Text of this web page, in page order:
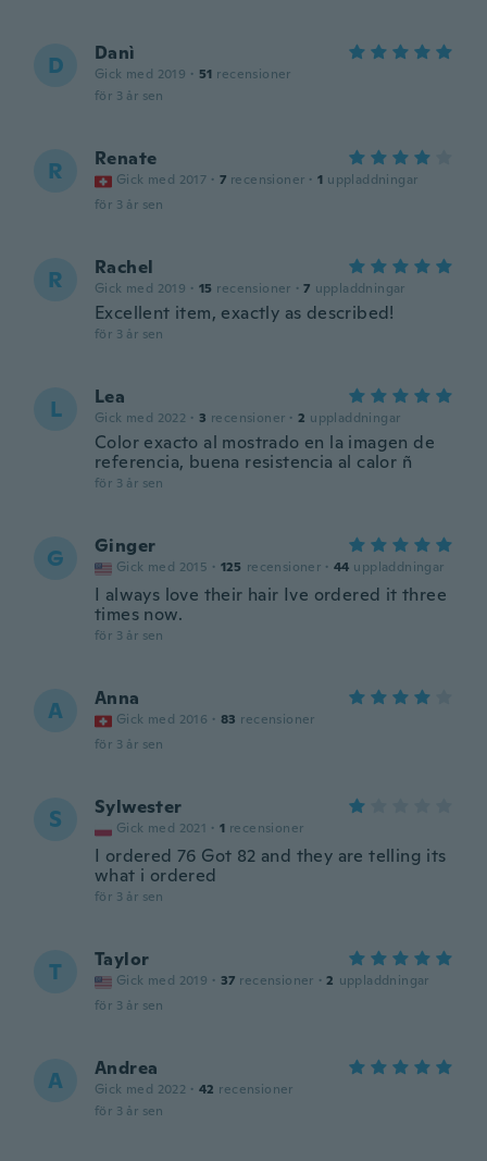
D Danì
Gick med 2019 · 51 recensioner
för 3 år sen
R Renate
Gick med 2017 · 7 recensioner · 1 uppladdningar
för 3 år sen
R Rachel
Gick med 2019 · 15 recensioner · 7 uppladdningar
Excellent item, exactly as described!
för 3 år sen
L Lea
Gick med 2022 · 3 recensioner · 2 uppladdningar
Color exacto al mostrado en la imagen de
referencia, buena resistencia al calor ñ
för 3 år sen
G Ginger
Gick med 2015 · 125 recensioner · 44 uppladdningar
I always love their hair Ive ordered it three
times now.
för 3 år sen
A Anna
Gick med 2016 · 83 recensioner
för 3 år sen
S Sylwester
Gick med 2021 · 1 recensioner
I ordered 76 Got 82 and they are telling its
what i ordered
för 3 år sen
T Taylor
Gick med 2019 · 37 recensioner · 2 uppladdningar
för 3 år sen
A Andrea
Gick med 2022 · 42 recensioner
för 3 år sen